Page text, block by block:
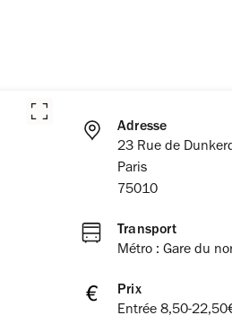
Adresse
23 Rue de
Paris
75010
Transport
Métro : Gare du
Prix
Entrée 8,50-